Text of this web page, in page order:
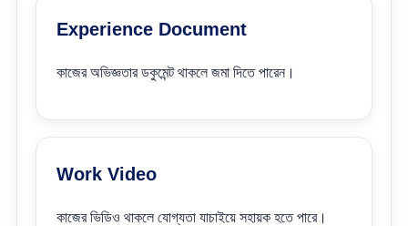
Experience Document
কাজের অভিজ্ঞতার ডকুমেন্ট থাকলে জমা দিতে পারেন।
Work Video
কাজের ভিডিও থাকলে যোগ্যতা যাচাইয়ে সহায়ক হতে পারে।